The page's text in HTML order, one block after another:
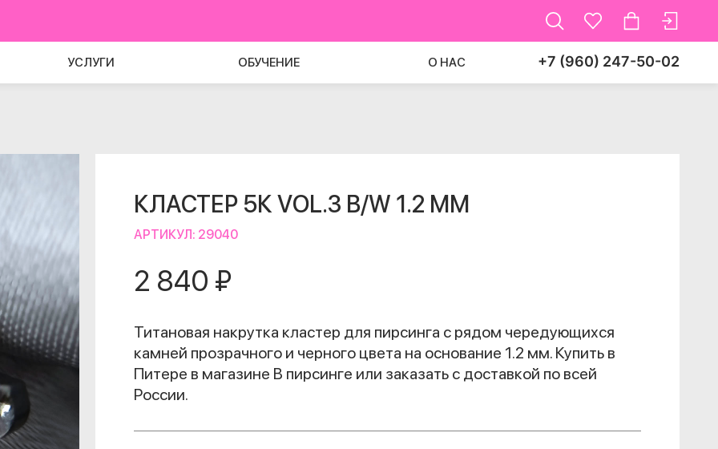
УСЛУГИ ОБУЧЕНИЕ О НАС +7 (960) 247-50-02
КЛАСТЕР 5К VOL.3 B/W 1.2 ММ
АРТИКУЛ: 29040
2 840 ₽
Титановая накрутка кластер для пирсинга с рядом чередующихся
камней прозрачного и черного цвета на основание 1.2 мм. Купить в
Питере в магазине В пирсинге или заказать с доставкой по всей
России.